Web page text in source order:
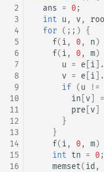
LaTeX 入门
Git
优化
动态 DP
概率 DP
DP 套 DP
DP 优化
其它 DP 方法
后缀自动机 (SAM)
后缀平衡树
广义后缀自动机
后缀树
Manacher
回文树
多项式与生成函数
组合数学
线性代数
线性规划
抽象代数
概率论
树状数组
线段树
划分树
二叉搜索树 & 平衡树
跳表
可持久化数据结构
树哈希
树上随机游走
随机增量法
反演变换
计算几何杂项
表达式求值
在一台机器上规划任务
主元素问题
Garsia–Wachs 算法
15-puzzle
Kahan 求和
2
3
4
5
6
7
8
9
10
11
12
13
14
15
16
ans = 0;
int u , v,
for (;;) {
f(i , 0, n)
f(i , 0, m)
u = e i ].
v = e i ].
if (u !=
in v =
pre v
}
}
f(i , 0, m)
int tn = 0;
memset(id ,